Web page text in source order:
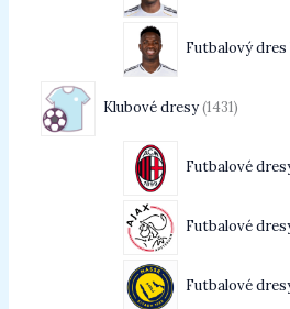
Futbalový
Klubové dresy 1431
Futbalové
Futbalové
Futbalové